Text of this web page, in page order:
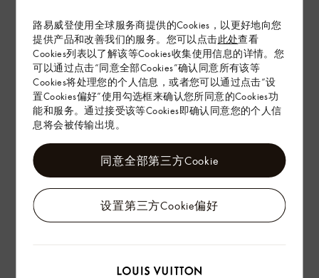
路易威登使用全球服务商提供的Cookies，以更好地向您
提供产品和改善我们的服务。您可以点击此处查看
Cookies列表以了解该等Cookies收集使用信息的详情。您
可以通过点击“同意全部Cookies”确认同意所有该等
Cookies将处理您的个人信息，或者您可以通过点击“设
置Cookies偏好”使用勾选框来确认您所同意的Cookies功
能和服务。通过接受该等Cookies即确认同意您的个人信
息将会被传输出境。
设置第三方Cookie偏好
同意全部第三方Cookie
成分：乙醇、（日用）香精、水、甲氧基肉桂酸乙基己酯。
其他微量成分：二乙氨羟苯甲酰基苯甲酸己酯、丁基甲氧基二苯
甲酰基甲烷、丁二醇二辛酸/二癸酸酯、丁羟甲苯、生育酚（维生素
E）、CI 14700 (红 4)、CI 60730 (外用紫 2)、CI 19140 (黄 5)。
使用方法：喷涂于前胸、颈部和手腕处肌肤，脉搏跳动处为佳。
注意：本品易燃，请远离热与明火。本品含苧烯、芳樟醇、水杨
酸苄酯、香豆素、柠檬醛、丁香酚、香叶醇、金合欢醇、香茅醇。
生产批号见外包装
产品执行的标准编号：国妆网备进字（沪）2023003876
限期使用日期：见包装
查看更多
在专卖店内探索